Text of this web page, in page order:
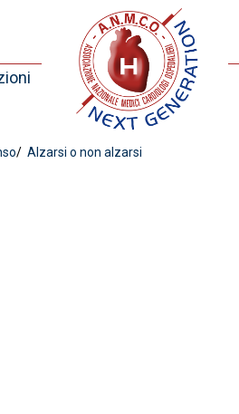
Alzarsi o non alzarsi